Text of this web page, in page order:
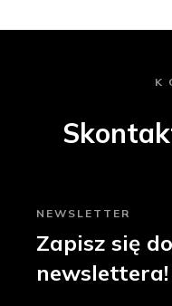
K
NEWSLETTER
Zapisz się
newslettera!